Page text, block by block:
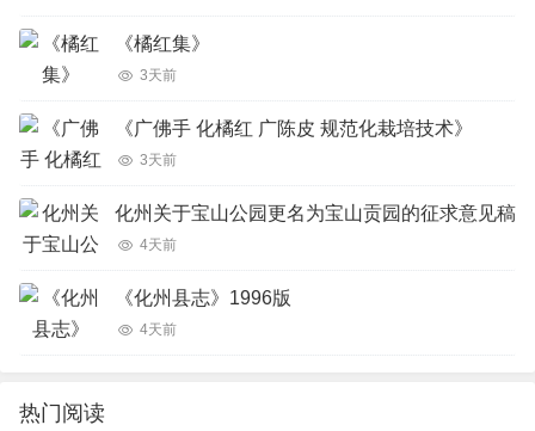
《橘红集》
3天前
《广佛手 化橘红 广陈皮 规范化栽培技术》
3天前
化州关于宝山公园更名为宝山贡园的征求意见稿
4天前
《化州县志》1996版
4天前
热门阅读